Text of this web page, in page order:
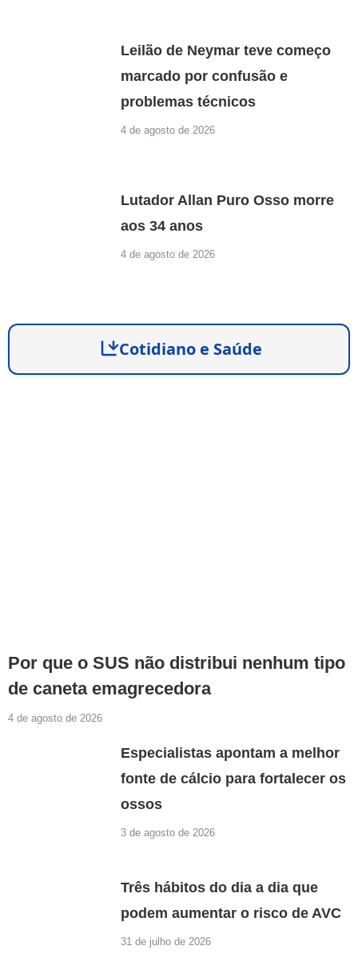
Leilão de Neymar teve começo
marcado por confusão e
problemas técnicos
4 de agosto de 2026
Lutador Allan Puro Osso morre
aos 34 anos
4 de agosto de 2026
Cotidiano e Saúde
Por que o SUS não distribui nenhum tipo
de caneta emagrecedora
4 de agosto de 2026
Especialistas apontam a melhor
fonte de cálcio para fortalecer os
ossos
3 de agosto de 2026
Três hábitos do dia a dia que
podem aumentar o risco de AVC
31 de julho de 2026